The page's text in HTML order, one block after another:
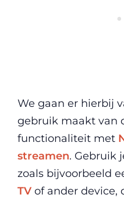
We gaan er hierbij
gebruik maakt van
functionaliteit met
streamen. Gebruik
zoals bijvoorbeeld
TV of ander device,